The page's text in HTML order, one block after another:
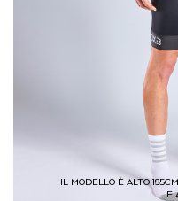
IL MODELLO È ALTO